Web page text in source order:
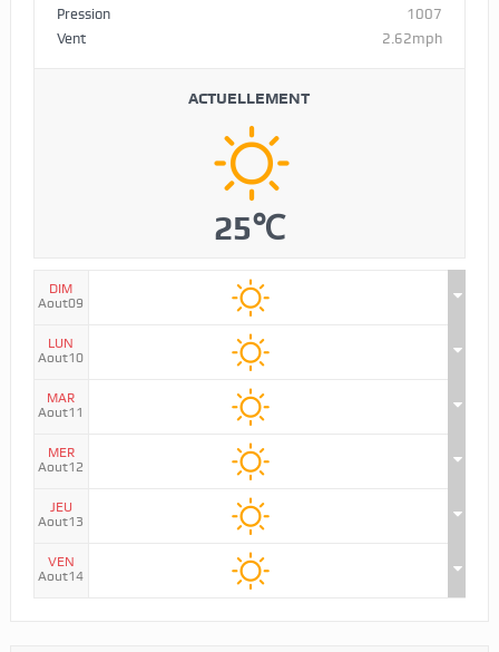
Pression
1007
Vent
2.62mph
ACTUELLEMENT
25℃
DIM
Aout09
LUN
Aout10
MAR
Aout11
MER
Aout12
JEU
Aout13
VEN
Aout14